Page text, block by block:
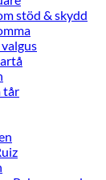
stöd & skydd
tår